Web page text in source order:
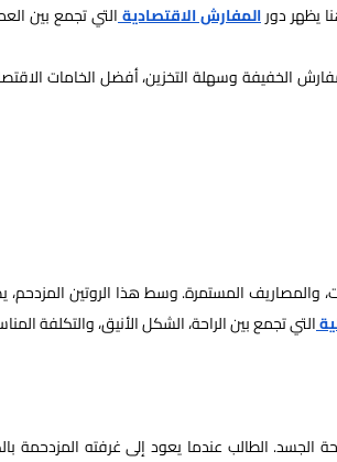
يظهر دورالمفارش الاقتصاديةالتي تجمع بين
الخفيفة وسهلة التخزين، أفضل الخامات
والمصاريف المستمرة. وسط هذا الروتين المزدحم،
التي تجمع بين الراحة، الشكل الأنيق، والتكلفة
الطالب عندما يعود إلى غرفته المزدحمة